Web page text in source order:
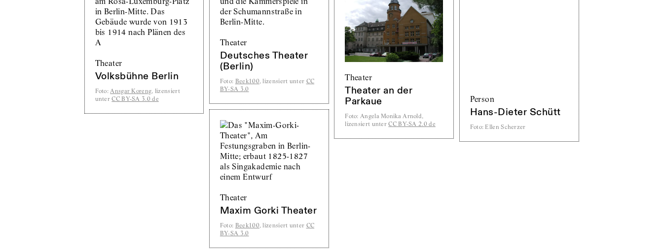
Theater
Volksbühne Berlin
Foto: Ansgar Koreng, lizensiert
unterCC BY-SA 3.0 de
Theater
Deutsches Theater
(Berlin)
Foto: Beek100, lizensiert unter CC
BY-SA 3.0
Theater
Theater an der
Parkaue
Foto: Angela Monika Arnold,
lizensiert unterCC BY-SA 2.0 de
Person
Hans-Dieter Schütt
Foto: Ellen Scherzer
Theater
Maxim Gorki Theater
Foto: Beek100, lizensiert unter CC
BY-SA 3.0